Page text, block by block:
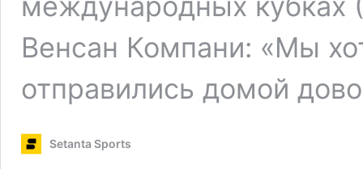
Венсан Компани: «Мы
отправились домой
Setanta Sports